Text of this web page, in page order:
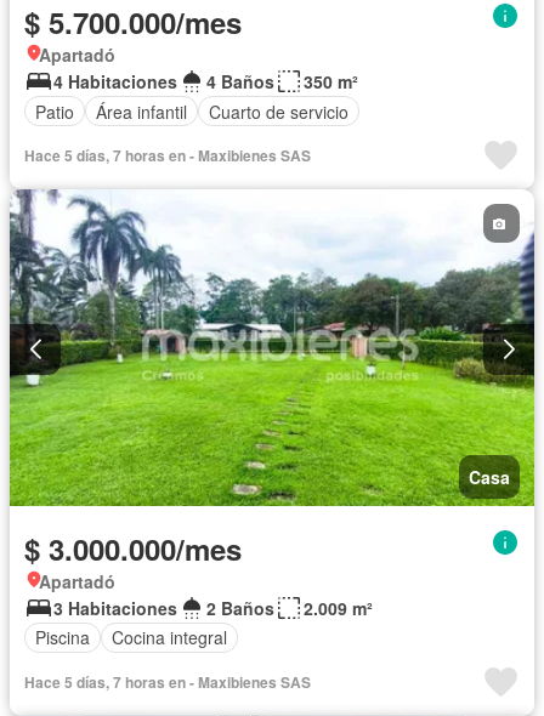
$ 5.700.000/mes
Apartadó
4 Habitaciones
4 Baños
350 m²
Patio
Área infantil Cuarto de servicio
Hace 5 días, 7 horas en - Maxibienes SAS
Casa
$ 3.000.000/mes
Apartadó
3 Habitaciones
2 Baños
2.009 m²
Piscina
Cocina integral
Hace 5 días, 7 horas en - Maxibienes SAS